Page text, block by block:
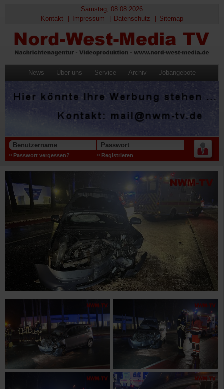
Samstag, 08.08.2026
Kontakt
Impressum Datenschutz Sitemap
News Über uns Service Archiv Jobangebote
Benutzername Passwort
Passwort vergessen? Registrieren